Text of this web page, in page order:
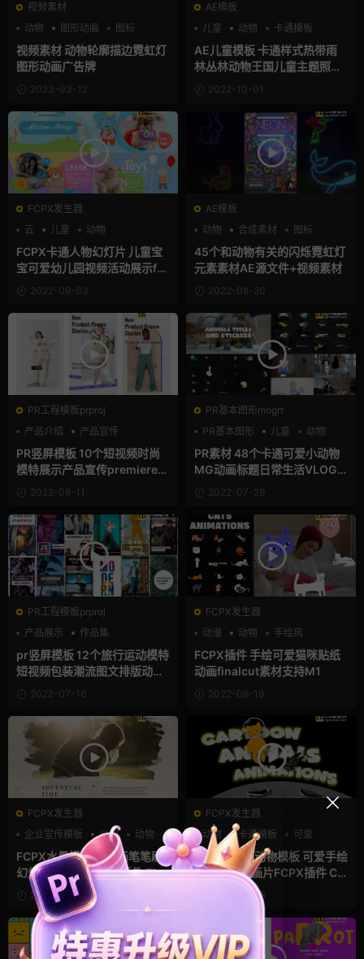
视频素材
动物
图形动画 图标
视频素材 动物轮廓描边霓虹灯
图形动画广告牌
2023-03-12
AE模板
儿童
动物 卡通模板
AE儿童模板 卡通样式热带雨
林丛林动物王国儿童主题照片
展示幻灯片动画
2022-10-01
FCPX发生器
云
儿童 动物
FCPX卡通人物幻灯片 儿童宝
宝可爱幼儿园视频活动展示fc
px模板2022-09-03
AE模板
动物
合成素材 图标
45个和动物有关的闪烁霓虹灯
元素素材AE源文件+视频素材
2022-08-20
PR工程模板prproj
产品介绍
产品宣传
产品展示
PR竖屏模板 10个短视频时尚
模特展示产品宣传premiere模
板 2022-08-11
PR基本图形mogrt
PR基本图形
儿童 动物
PR素材 48个卡通可爱小动物
MG动画标题日常生活VLOG
视频素材mogrt
2022-07-29
PR工程模板prproj
产品展示
作品集
动态海报
pr竖屏模板 12个旅行运动模特
短视频包装潮流图文排版动态
海报模板
2022-07-16
FCPX发生器
动漫
动物 手绘风
FCPX插件 手绘可爱猫咪贴纸
动画finalcut素材支持M1
2022-06-19
FCPX发生器
企业宣传模板
公司 动物
FCPX水墨模板 油漆画笔笔刷
幻灯片图文相册fcpx插件 The
Inspiration - Photo Slidesh
ow
2022-04-30
FCPX发生器
动物
卡通模板 可爱
30个卡通小动物模板 可爱手绘
画笔贴纸动画片FCPX插件 Ca
rtoon Animals Animations
2022-03-28